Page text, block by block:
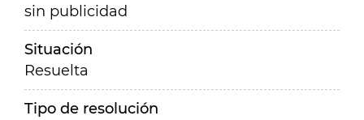
sin publicidad
Situación
Resuelta
Tipo de resolución